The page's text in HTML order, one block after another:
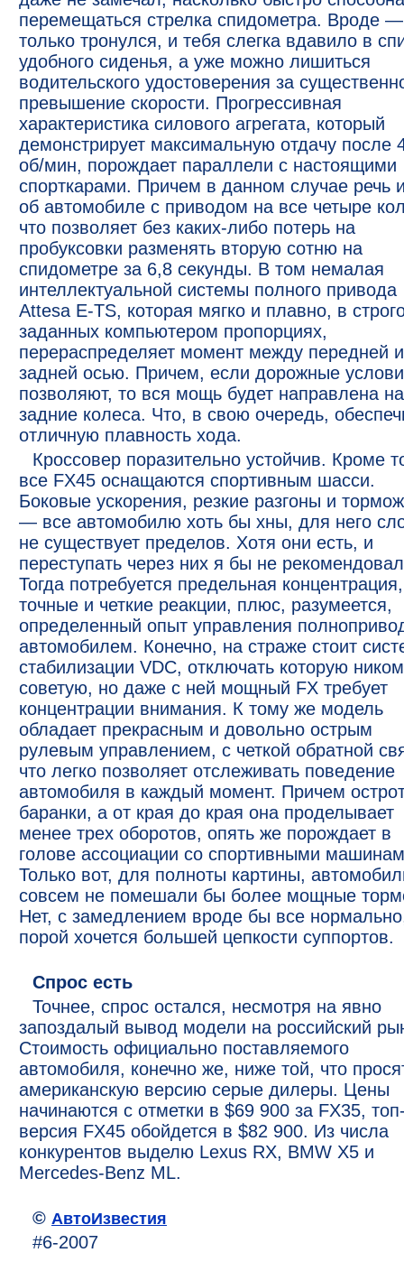
перемещаться стрелка спидометра. Вроде —
только тронулся, и тебя слегка вдавило в
удобного сиденья, а уже можно лишиться
водительского удостоверения за
превышение скорости. Прогрессивная
характеристика силового агрегата, который
демонстрирует максимальную отдачу после
об/мин, порождает параллели с настоящими
спорткарами. Причем в данном случае речь
об автомобиле с приводом на все четыре
что позволяет без каких-либо потерь на
пробуксовки разменять вторую сотню на
спидометре за 6,8 секунды. В том немалая
интеллектуальной системы полного привода
Attesa E-TS, которая мягко и плавно, в
заданных компьютером пропорциях,
перераспределяет момент между передней и
задней осью. Причем, если дорожные
позволяют, то вся мощь будет направлена на
задние колеса. Что, в свою очередь,
отличную плавность хода.
Кроссовер поразительно устойчив. Кроме
все FX45 оснащаются спортивным шасси.
Боковые ускорения, резкие разгоны и
— все автомобилю хоть бы хны, для него
не существует пределов. Хотя они есть, и
переступать через них я бы не
Тогда потребуется предельная концентрация,
точные и четкие реакции, плюс, разумеется,
определенный опыт управления
автомобилем. Конечно, на страже стоит
стабилизации VDC, отключать которую
советую, но даже с ней мощный FX требует
концентрации внимания. К тому же модель
обладает прекрасным и довольно острым
рулевым управлением, с четкой обратной
что легко позволяет отслеживать поведение
автомобиля в каждый момент. Причем
баранки, а от края до края она проделывает
менее трех оборотов, опять же порождает в
голове ассоциации со спортивными
Только вот, для полноты картины,
совсем не помешали бы более мощные
Нет, с замедлением вроде бы все
порой хочется большей цепкости суппортов.
Спрос есть
Точнее, спрос остался, несмотря на явно
запоздалый вывод модели на российский
Стоимость официально поставляемого
автомобиля, конечно же, ниже той, что
американскую версию серые дилеры. Цены
начинаются с отметки в $69 900 за FX35,
версия FX45 обойдется в $82 900. Из числа
конкурентов выделю Lexus RX, BMW X5 и
Mercedes-Benz ML.
© АвтоИзвестия
#6-2007